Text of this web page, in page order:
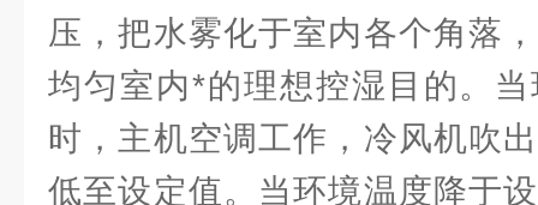
压，把水雾化于室内各个角落
均匀室内*的理想控湿目的。
时，主机空调工作，冷风机吹
低至设定值。当环境温度降于